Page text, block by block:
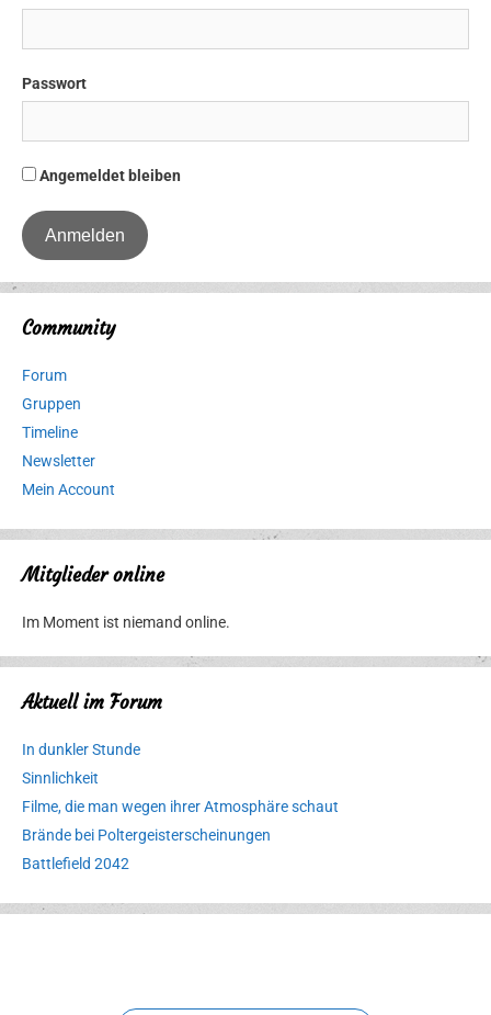
Passwort
Angemeldet bleiben
Community
Forum
Gruppen
Timeline
Newsletter
Mein Account
Mitglieder online
Im Moment ist niemand online.
Aktuell im Forum
In dunkler Stunde
Sinnlichkeit
Filme, die man wegen ihrer Atmosphäre schaut
Brände bei Poltergeisterscheinungen
Battlefield 2042
Erlebnispark
Verbotene